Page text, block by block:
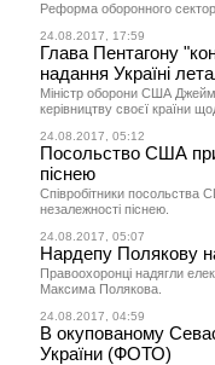
Реформа оборонного
24.08.2017, 17:59
Глава Пентагону
надання Україні
Міністр оборони США
керівництву своєї країни
24.08.2017, 05:12
Посольство США
піснею
Співробітники посольства
незалежності піснею.
24.08.2017, 05:07
Нардепу Полякову
Правоохоронці надягли
Максима Полякова.
24.08.2017, 04:59
В окупованому
України (ФОТО)